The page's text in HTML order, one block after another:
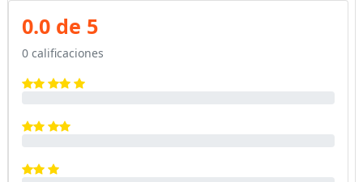
0.0 de 5
0 calificaciones